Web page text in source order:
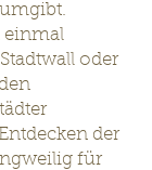
einmal
oder
der
für